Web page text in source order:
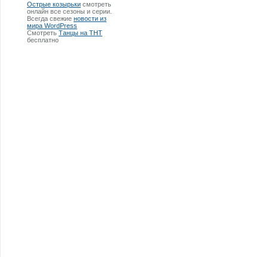
Острые козырьки смотреть
онлайн все сезоны и серии.
Всегда свежие новости из
мира WordPress
Смотреть Танцы на ТНТ
бесплатно